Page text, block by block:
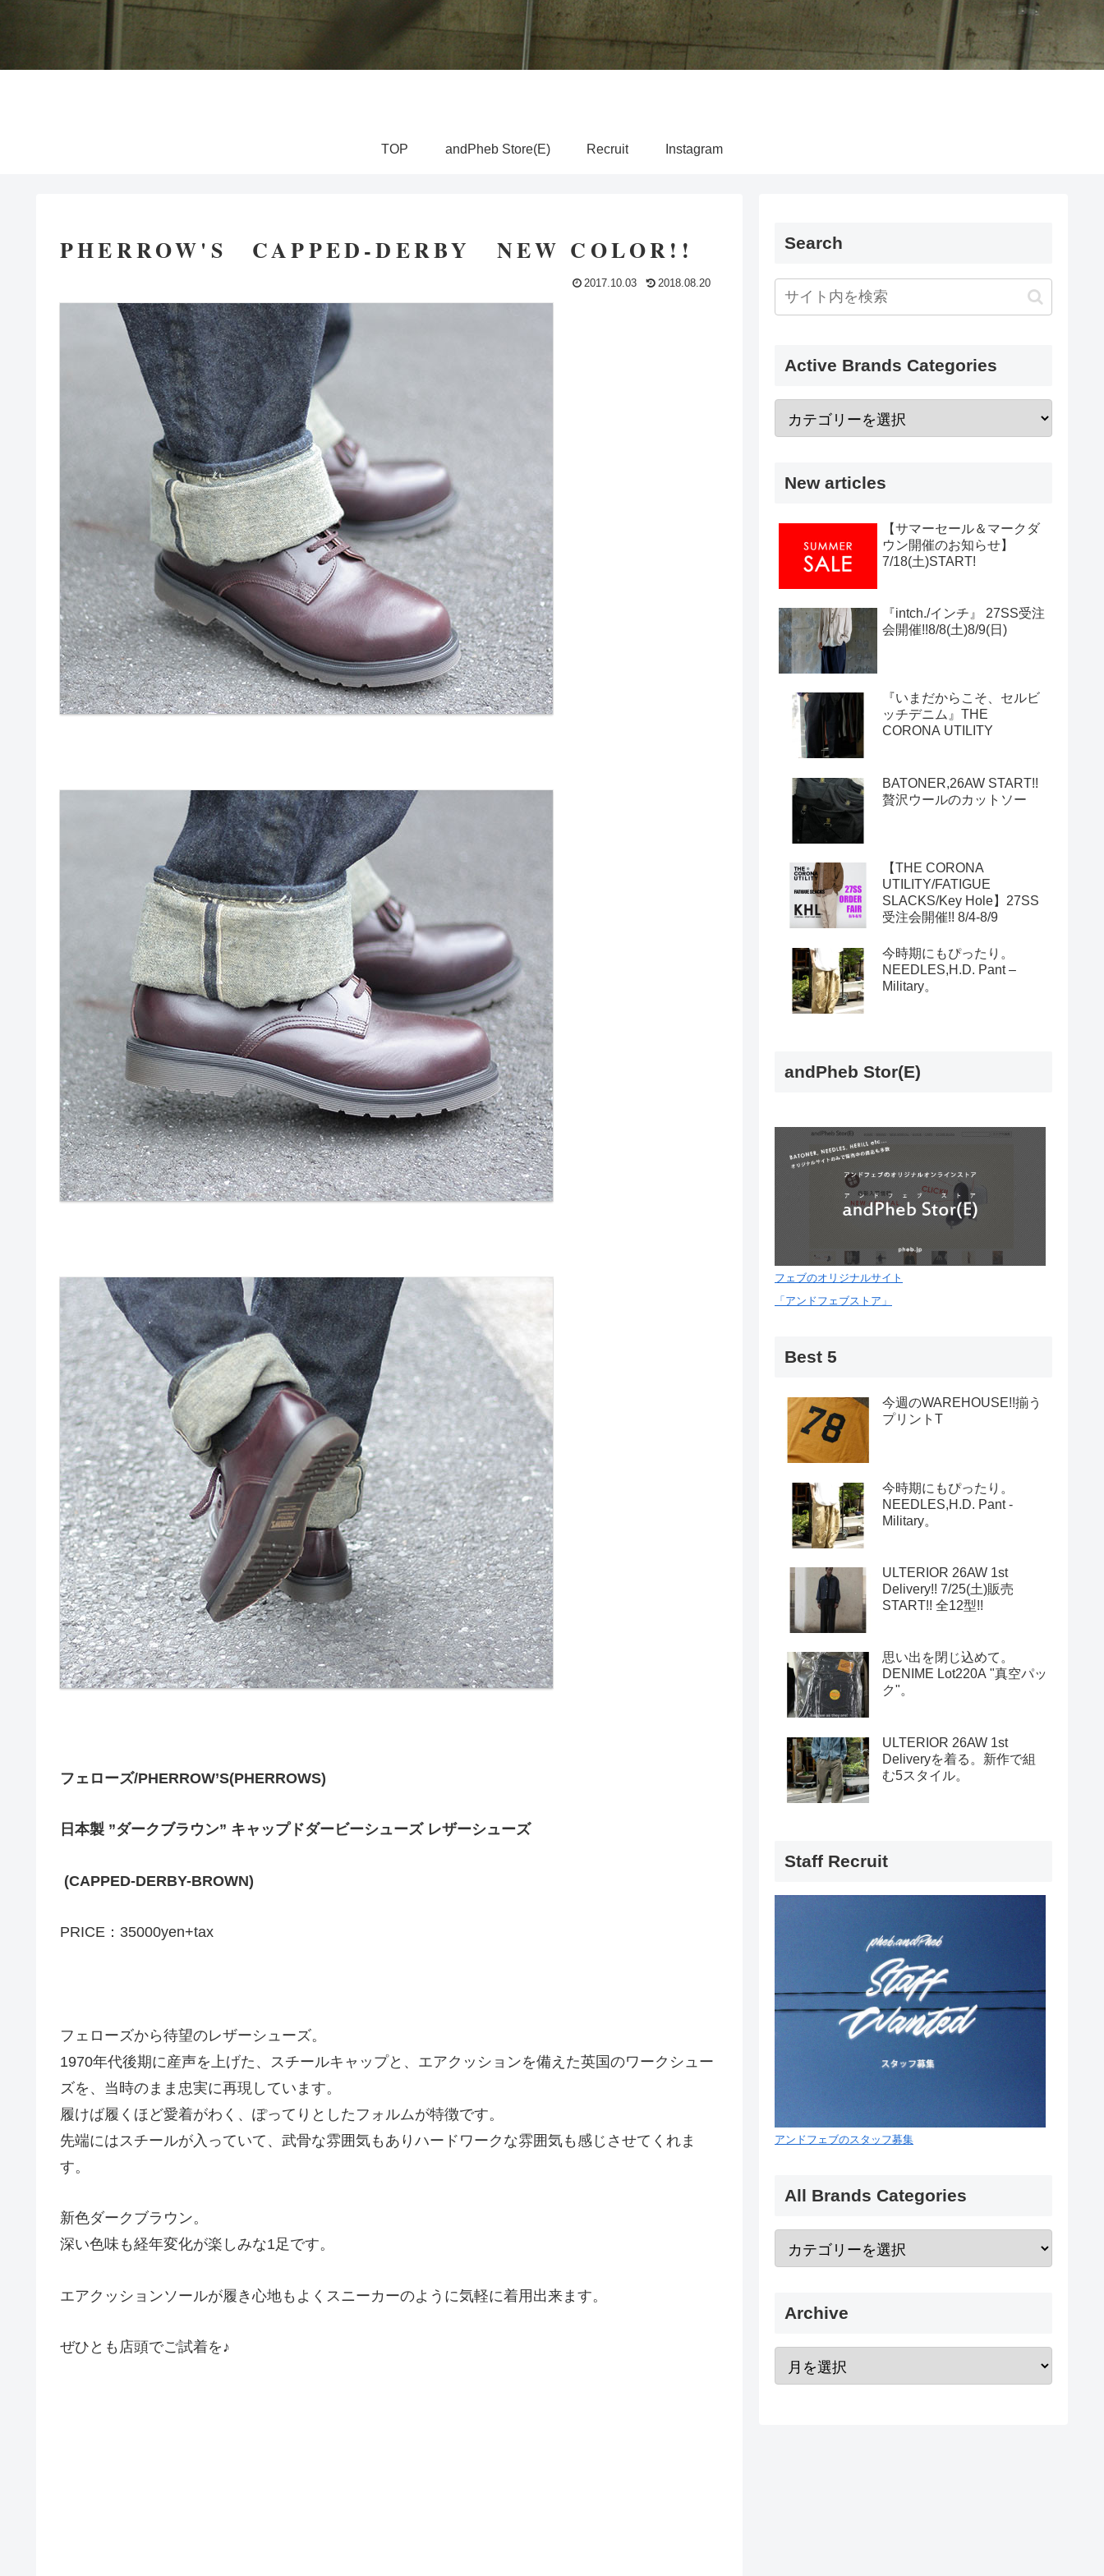
TOP andPheb Store(E) Recruit Instagram
PHERROW'S CAPPED-DERBY NEW COLOR!!
2017.10.03 2018.08.20
フェローズ/PHERROW’S(PHERROWS)
日本製 ”ダークブラウン” キャップドダービーシューズ レザーシューズ
(CAPPED-DERBY-BROWN)
PRICE：35000yen+tax
フェローズから待望のレザーシューズ。
1970年代後期に産声を上げた、スチールキャップと、エアクッションを備えた英国のワークシュー
ズを、当時のまま忠実に再現しています。
履けば履くほど愛着がわく、ぽってりとしたフォルムが特徴です。
先端にはスチールが入っていて、武骨な雰囲気もありハードワークな雰囲気も感じさせてくれま
す。
新色ダークブラウン。
深い色味も経年変化が楽しみな1足です。
エアクッションソールが履き心地もよくスニーカーのように気軽に着用出来ます。
ぜひとも店頭でご試着を♪
Search
Active Brands Categories
New articles
【サマーセール＆マークダ
ウン開催のお知らせ】
7/18(土)START!
『intch./インチ』 27SS受注
会開催!!8/8(土)8/9(日)
『いまだからこそ、セルビ
ッチデニム』THE
CORONA UTILITY
BATONER,26AW START!!
贅沢ウールのカットソー
【THE CORONA
UTILITY/FATIGUE
SLACKS/Key Hole】27SS
受注会開催!! 8/4-8/9
今時期にもぴったり。
NEEDLES,H.D. Pant –
Military。
andPheb Stor(E)
フェブのオリジナルサイト
「アンドフェブストア」
Best 5
今週のWAREHOUSE!!揃う
プリントT
今時期にもぴったり。
NEEDLES,H.D. Pant -
Military。
ULTERIOR 26AW 1st
Delivery!! 7/25(土)販売
START!! 全12型!!
思い出を閉じ込めて。
DENIME Lot220A "真空パッ
ク"。
ULTERIOR 26AW 1st
Deliveryを着る。新作で組
む5スタイル。
Staff Recruit
アンドフェブのスタッフ募集
All Brands Categories
Archive